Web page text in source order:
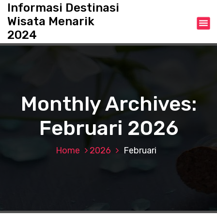
t
Informasi Destinasi
Wisata Menarik
2024
Monthly Archives:
Februari 2026
Home 2026 Februari